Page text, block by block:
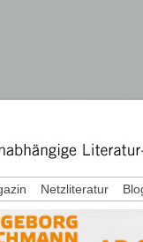
Netzliteratur